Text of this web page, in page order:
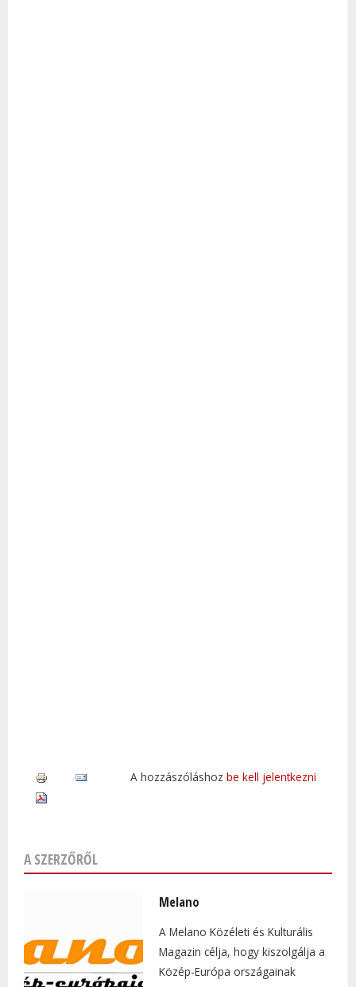
A hozzászóláshoz be kell jelentkezni
A SZERZŐRŐL
Melano
A Melano Közéleti és Kulturális
Magazin célja, hogy kiszolgálja a
Közép-Európa országainak